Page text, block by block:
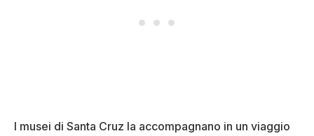
I musei di Santa Cruz la accompagnano in un viaggio